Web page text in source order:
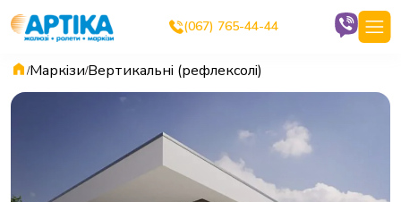
(067) 765-44-44
/Маркізи/Вертикальні (рефлексолі)